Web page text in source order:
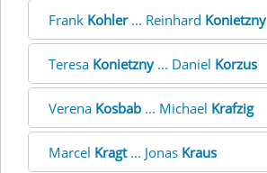
Frank Kohler... Reinhard Konietzny
Teresa Konietzny... Daniel Korzus
Verena Kosbab ... Michael Krafzig
Marcel Kragt... Jonas Kraus